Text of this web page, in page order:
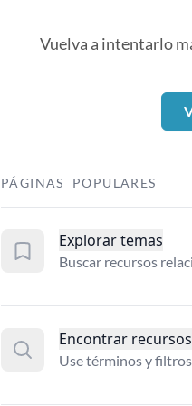
Vuelva a intentarlo
PÁGINAS POPULARES
Explorar temas
Buscar recursos
Encontrar recursos
Use términos y